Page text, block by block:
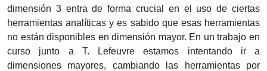
dimensión 3 entra de forma crucial en el uso de ciertas
herramientas analíticas y es sabido que esas herramientas
no están disponibles en dimensión mayor. En un trabajo en
curso junto a T. Lefeuvre estamos intentando ir a
dimensiones mayores, cambiando las herramientas por